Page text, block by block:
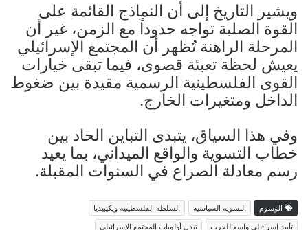
ويشير التاريخ إلى أن النماذج القائمة على
القوة الصلبة تواجه حدوداً مع الزمن، غير أن
المرحلة الراهنة تُظهر أن المجتمع الإسرائيلي
يعيش لحظة تعبئة قصوى، فيما تبقى خيارات
القوى الفلسطينية الرسمية مقيدة بين ضغوط
الداخل ومتغيرات الخارج.
وفي هذا السياق، يتبدى التباين الحاد بين
خطاب التسوية والواقع الميداني، بما يعيد
رسم معادلة الصراع في السنوات المقبلة.
الوسوم التسوية السياسية
السلطة الفلسطينية ويكيبيديا
تأييد إسرائيلي واسع للحرب
تبدل أولويات المجتمع الإسرائيلي